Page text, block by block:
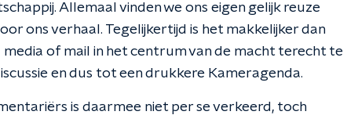
Allemaal vinden we ons eigen gelijk reuze
ons verhaal. Tegelijkertijd is het makkelijker dan
media of mail in het centrum van de macht terecht te
en dus tot een drukkere Kameragenda.
is daarmee niet per se verkeerd, toch